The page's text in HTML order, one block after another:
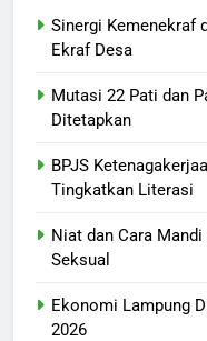
Sinergi Kemenekraf
Ekraf Desa
Mutasi 22 Pati dan
Ditetapkan
BPJS
Tingkatkan Literasi
Niat dan Cara
Seksual
Ekonomi Lampung
2026